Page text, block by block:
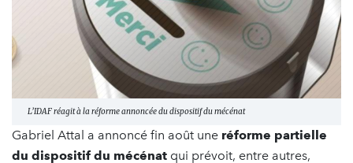
L’IDAF réagit à la réforme annoncée du dispositif du mécénat
Gabriel Attal a annoncé fin août une réforme partielle
du dispositif du mécénat qui prévoit, entre autres,